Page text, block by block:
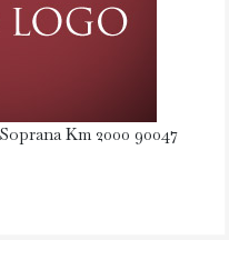
Km 2000 90047